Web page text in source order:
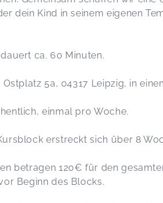
dein Kind in seinem eigenen
ca. 60 Minuten.
5a, 04317 Leipzig, in
einmal pro Woche.
erstreckt sich über 8
betragen 120€ für den
Beginn des Blocks.